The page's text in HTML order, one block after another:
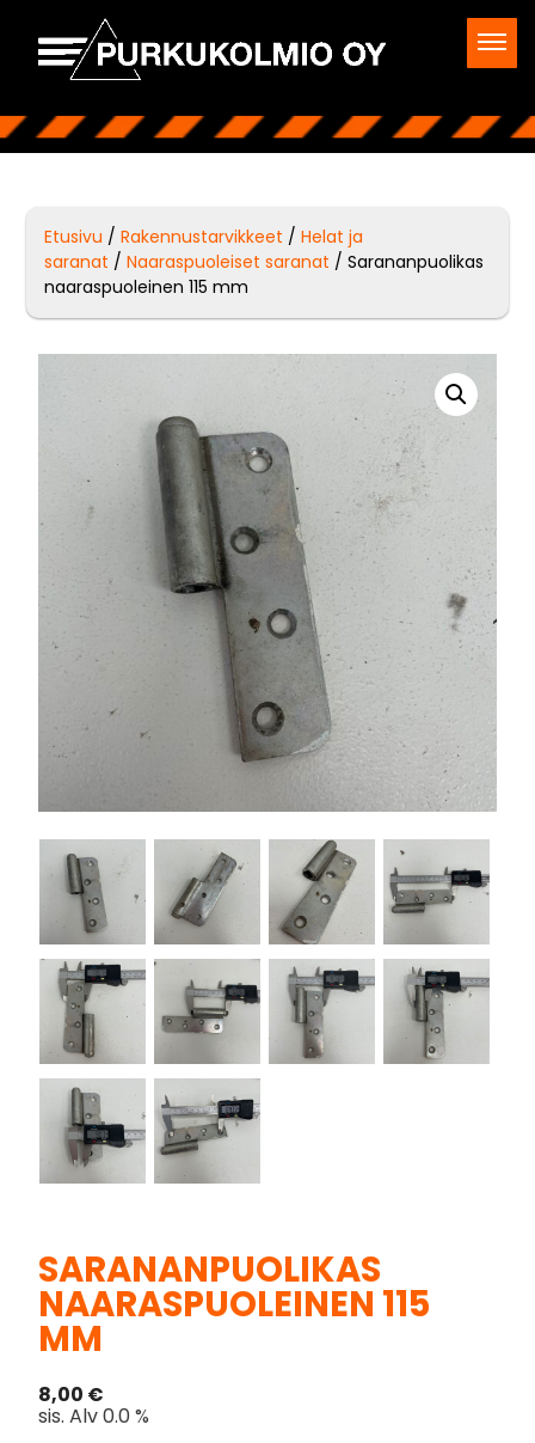
Etusivu /Rakennustarvikkeet /Helat ja
saranat /Naaraspuoleiset saranat / Sarananpuolikas
naaraspuoleinen 115 mm
SARANANPUOLIKAS
NAARASPUOLEINEN 115
MM
8,00 €
sis. Alv 0.0 %